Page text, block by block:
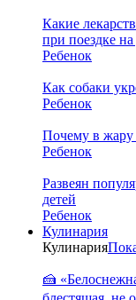
Какие
при поездке на
Ребенок
Как собаки
Ребенок
Почему в жару
Ребенок
Развеян
детей
Ребенок
Кулинария
Кулинария
🍰